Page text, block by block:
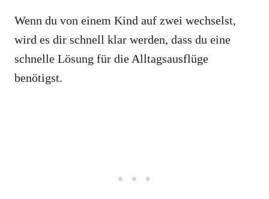
Wenn du von einem Kind auf zwei wechselst,
wird es dir schnell klar werden, dass du eine
schnelle Lösung für die Alltagsausflüge
benötigst.